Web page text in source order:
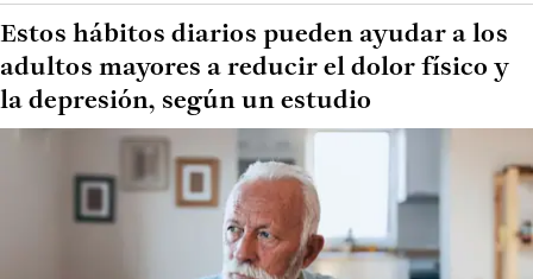
Estos hábitos diarios pueden ayudar a los
adultos mayores a reducir el dolor físico y
la depresión, según un estudio